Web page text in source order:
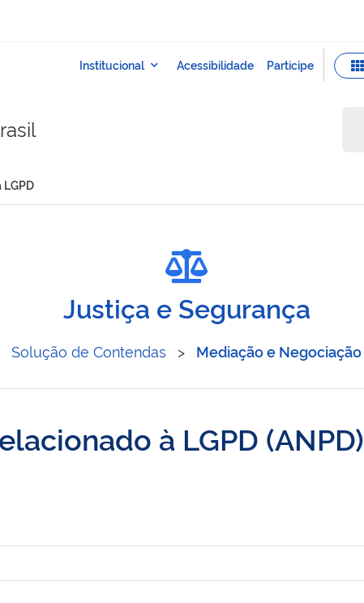
Justiça e Segurança
Solução de Contendas > Mediação e Negociação
à LGPD (ANPD)